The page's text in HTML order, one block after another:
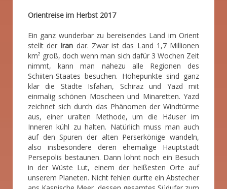
Orientreise im Herbst 2017
Ein ganz wunderbar zu bereisendes Land im Orient
stellt der Iran dar. Zwar ist das Land 1,7 Millionen
km² groß, doch wenn man sich dafür 3 Wochen Zeit
nimmt, kann man nahezu alle Regionen des
Schiiten-Staates besuchen. Höhepunkte sind ganz
klar die Städte Isfahan, Schiraz und Yazd mit
einmalig schönen Moscheen und Minaretten. Yazd
zeichnet sich durch das Phänomen der Windtürme
aus, einer uralten Methode, um die Häuser im
Inneren kühl zu halten. Natürlich muss man auch
auf den Spuren der alten Perserkönige wandeln,
also insbesondere deren ehemalige Hauptstadt
Persepolis bestaunen. Dann lohnt noch ein Besuch
in der Wüste Lut, einem der heißesten Orte auf
unserem Planeten. Nicht fehlen durfte ein Abstecher